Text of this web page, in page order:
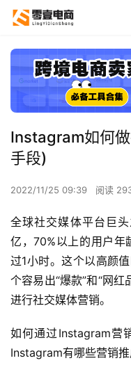
Instagram如何
手段)
2022/11/25 09:39 阅读
全球社交媒体平台巨
亿，70%以上的用户
过1小时。这个以高颜
个容易出“爆款”和“网
进行社交媒体营销。
如何通过Instagram营
Instagram有哪些营销推